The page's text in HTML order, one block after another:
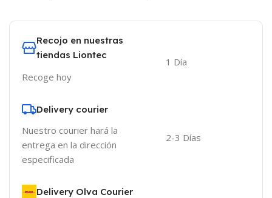
Recojo en nuestras
tiendas Liontec
Recoge hoy
1 Día
Delivery courier
Nuestro courier hará la
entrega en la dirección
especificada
2-3 Días
Delivery Olva Courier